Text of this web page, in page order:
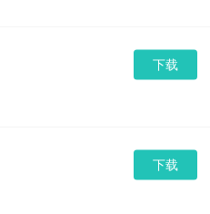
下载
下载